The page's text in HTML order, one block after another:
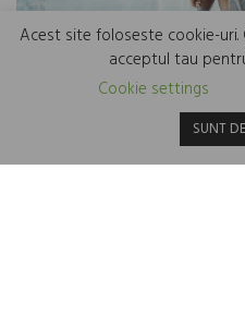
Depresia și diabetul de tip
Acest site foloseste cookie-
acceptul tau
Cookie settings
SUNT